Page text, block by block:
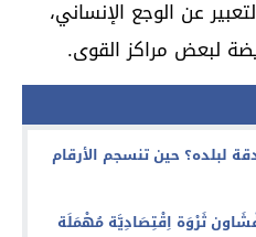
عن الوجع الإنساني،
لبعض مراكز القوى.
لبلده؟ حين تنسجم الأرقام
ثَرْوَة اِقْتِصَادِيَّة مُهْمَلَة